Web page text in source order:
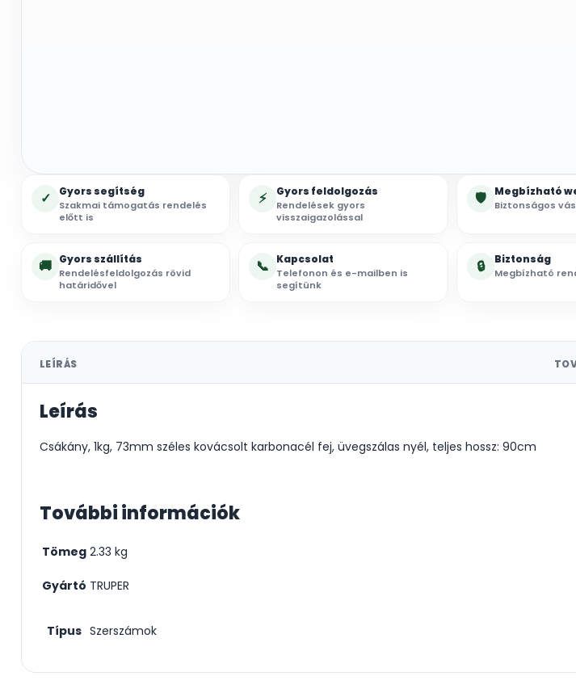
✓ Gyors segítség
Szakmai támogatás rendelés
előtt is
⚡ Gyors feldolgozás
Rendelések gyors
visszaigazolással
🛡 Megbízható
Biztonságos
🚚 Gyors szállítás
Rendelésfeldolgozás rövid
határidővel
📞 Kapcsolat
Telefonon és e-mailben is
segítünk
🔒 Biztonság
Megbízható
LEÍRÁS
Leírás
Csákány, 1kg, 73mm széles kovácsolt karbonacél fej, üvegszálas nyél, teljes hossz: 90cm
További információk
Tömeg 2.33 kg
Gyártó TRUPER
Típus Szerszámok